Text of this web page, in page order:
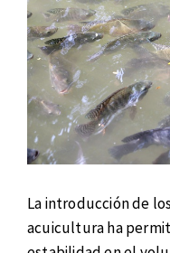
La introducción de
acuicultura ha